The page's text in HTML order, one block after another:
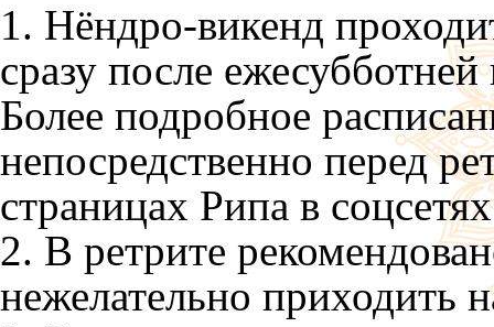
1. Нёндро-викенд
сразу после
Более подробное
непосредственно перед
страницах Рипа в
2. В ретрите
нежелательно приходить